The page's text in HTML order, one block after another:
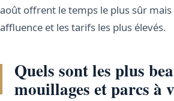
août offrent le temps le plus sûr
affluence et les tarifs les plus élevés.
Quels sont les plus
mouillages et parcs à